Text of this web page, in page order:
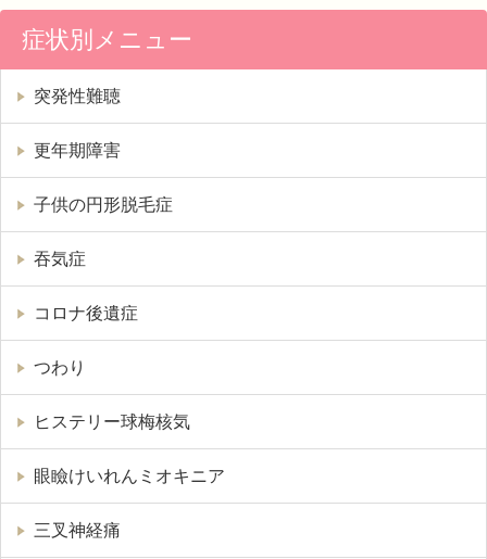
症状別メニュー
突発性難聴
更年期障害
子供の円形脱毛症
吞気症
コロナ後遺症
つわり
ヒステリー球梅核気
眼瞼けいれんミオキニア
三叉神経痛